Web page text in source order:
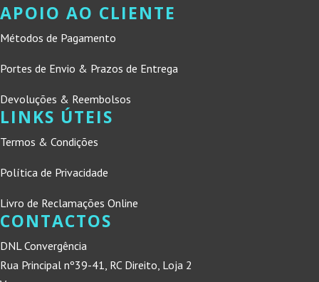
APOIO AO CLIENTE
Métodos de Pagamento
Portes de Envio & Prazos de Entrega
Devoluções & Reembolsos
LINKS ÚTEIS
Termos & Condições
Política de Privacidade
Livro de Reclamações Online
CONTACTOS
DNL Convergência
Rua Principal nº39-41, RC Direito, Loja 2